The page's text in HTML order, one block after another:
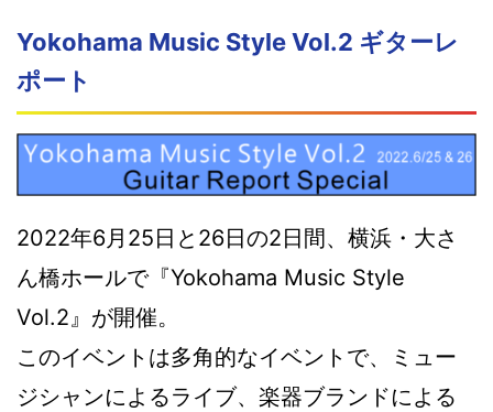
Yokohama Music Style Vol.2 ギターレ
ポート
2022年6月25日と26日の2日間、横浜・大さ
ん橋ホールで『Yokohama Music Style
Vol.2』が開催。
このイベントは多角的なイベントで、ミュー
ジシャンによるライブ、楽器ブランドによる